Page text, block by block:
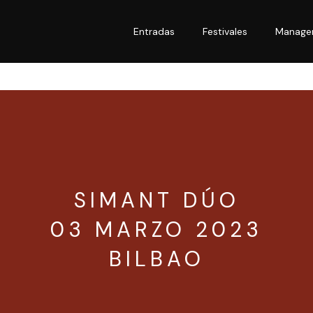
Entradas Festivales
SIMANT DÚO
03 MARZO 2023
BILBAO